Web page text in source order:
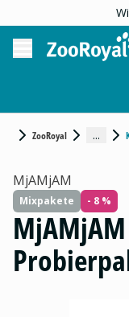
ZooRoyal ...
MjAMjAM
Mixpakete - 8 %